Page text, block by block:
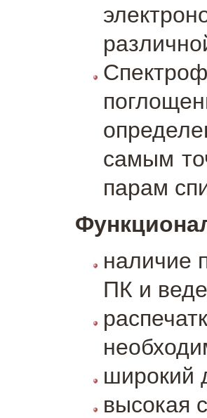
самым
парам
наличие
ПК и
широкий
высокая